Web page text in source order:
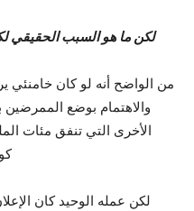
لكن ما هو السبب الحقيقي
من الواضح أنه لو كان خامنئي
والاهتمام بوضع
الأخرى التي تنفق مئات